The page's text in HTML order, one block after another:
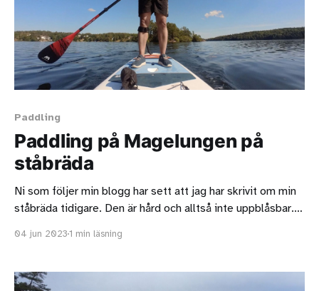
Paddling
Paddling på Magelungen på
ståbräda
Ni som följer min blogg har sett att jag har skrivit om min
ståbräda tidigare. Den är hård och alltså inte uppblåsbar.
otroligt tung. Den vägen nästan 18 kg. Även om jag har en
04 jun 20231 min läsning